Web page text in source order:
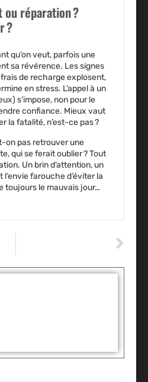
ou réparation ?
?
qu’on veut, parfois une
sa révérence. Les signes
de recharge explosent,
en stress. L’appel à un
s’impose, non pour le
confiance. Mieux vaut
la fatalité, n’est-ce pas ?
on pas retrouver une
qui se ferait oublier ? Tout
Un brin d’attention, un
farouche d’éviter la
toujours le mauvais jour…